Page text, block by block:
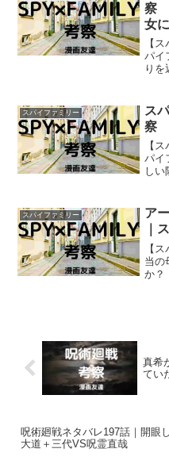
察
女
【
パイ
りを
スパイファミリー
ス
察
【
パイ
しい
スパイファミリー
ア
｜
【
当の
か？
真希
てい
呪術廻戦ネタバレ197話｜開眼
大道＋三代VS呪霊直哉